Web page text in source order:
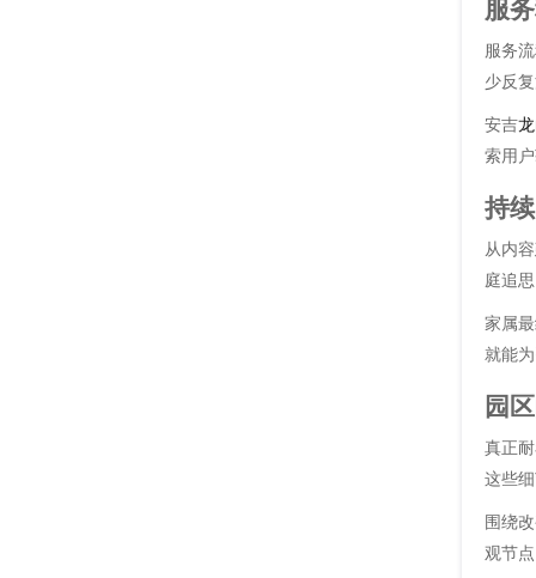
服
服务
少反
安吉
索用
持
从内
庭追
家属
就能
园
真正
这些
围绕
观节